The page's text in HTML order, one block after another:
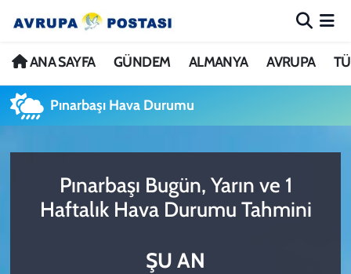
ANA SAYFA GÜNDEM ALMANYA AVRUPA
Pınarbaşı Hava Durumu
Pınarbaşı Bugün, Yarın ve 1
Haftalık Hava Durumu Tahmini
ŞU AN
ANA SAYFA
GÜNDEM
AVRUPA
TÜRKİYE
Nöbetçi Eczaneler
Hava Durumu
Trafik Durumu
Avrupa Ligi Puan Durumu ve Fikstür